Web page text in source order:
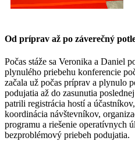
Od príprav až po záverečný
Počas stáže sa Veronika a Daniel
plynulého priebehu konferencie
začala už počas príprav a plynulo
podujatia až do zasunutia
patrili registrácia hostí a
koordinácia návštevníkov,
programu a riešenie operatívnych
bezproblémový priebeh podujatia.